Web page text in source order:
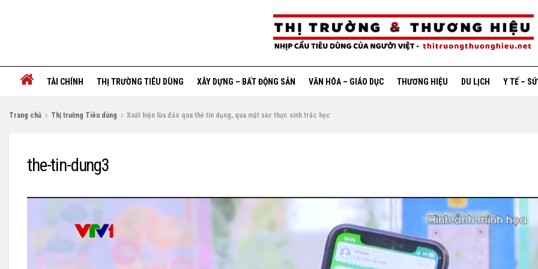
TÀI CHÍNH THỊ TRƯỜNG TIÊU DÙNG XÂY DỰNG – BẤT ĐỘNG SẢN VĂN HÓA – GIÁO DỤC THƯƠNG HIỆU DU LỊCH Y TẾ –
Trang chủ Thị trường Tiêu dùng Xuất hiện lừa đảo qua thẻ tín dụng, qua mặt xác thực sinh trắc học
the-tin-dung3